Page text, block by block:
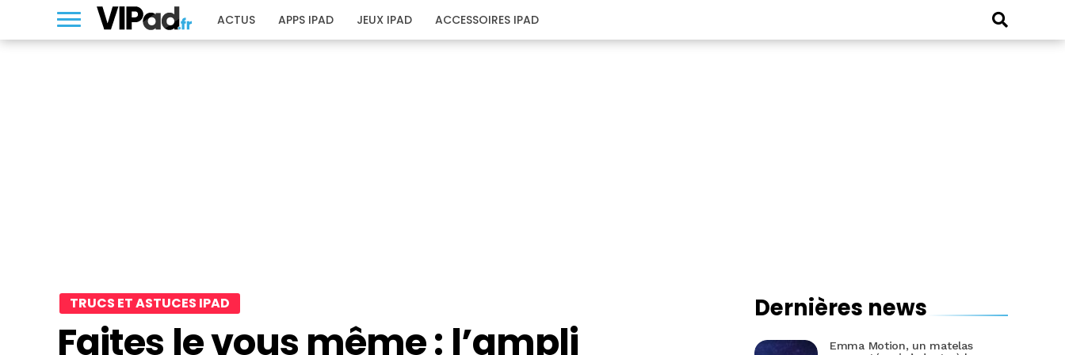
ACTUS APPS IPAD JEUX IPAD ACCESSOIRES IPAD
TRUCS ET ASTUCES IPAD
Faites le vous même : l’ampli
Dernières news
Emma Motion, un matelas